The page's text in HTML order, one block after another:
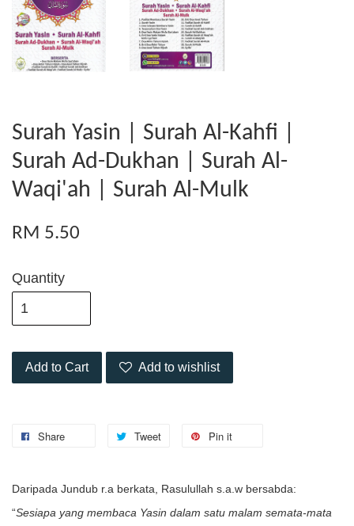
Surah Yasin | Surah Al-Kahfi |
Surah Ad-Dukhan | Surah Al-
Waqi'ah | Surah Al-Mulk
RM 5.50
Quantity
Add to Cart Add to wishlist
Share Tweet Pin it
Daripada Jundub r.a berkata, Rasulullah s.a.w bersabda:
“Sesiapa yang membaca Yasin dalam satu malam semata-mata